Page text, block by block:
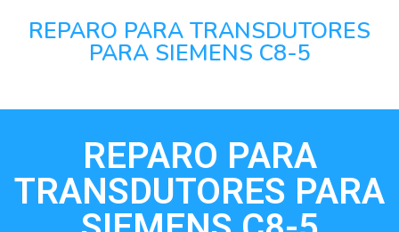
REPARO PARA TRANSDUTORES
PARA SIEMENS C8-5
REPARO PARA
TRANSDUTORES PARA